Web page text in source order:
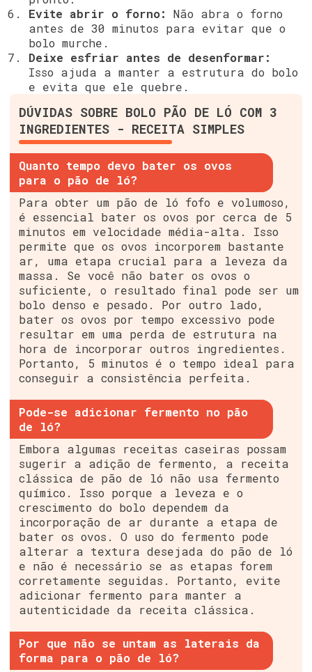
Evite abrir o forno:
Não abra o forno
antes de 30 minutos para evitar que o
bolo murche.
Deixe esfriar antes de desenformar:
Isso ajuda a manter a estrutura do bolo
e evita que ele quebre.
DÚVIDAS SOBRE BOLO PÃO DE LÓ COM 3
INGREDIENTES - RECEITA SIMPLES
Quanto tempo devo bater os ovos
para o pão de ló?
Para obter um pão de ló fofo e volumoso,
é essencial bater os ovos por cerca de 5
minutos em velocidade média-alta. Isso
permite que os ovos incorporem bastante
ar, uma etapa crucial para a leveza da
massa. Se você não bater os ovos o
suficiente, o resultado final pode ser um
bolo denso e pesado. Por outro lado,
bater os ovos por tempo excessivo pode
resultar em uma perda de estrutura na
hora de incorporar outros ingredientes.
Portanto, 5 minutos é o tempo ideal para
conseguir a consistência perfeita.
Pode-se adicionar fermento no pão
de ló?
Embora algumas receitas caseiras possam
sugerir a adição de fermento, a receita
clássica de pão de ló não usa fermento
químico. Isso porque a leveza e o
crescimento do bolo dependem da
incorporação de ar durante a etapa de
bater os ovos. O uso do fermento pode
alterar a textura desejada do pão de ló
e não é necessário se as etapas forem
corretamente seguidas. Portanto, evite
adicionar fermento para manter a
autenticidade da receita clássica.
Por que não se untam as laterais da
forma para o pão de ló?